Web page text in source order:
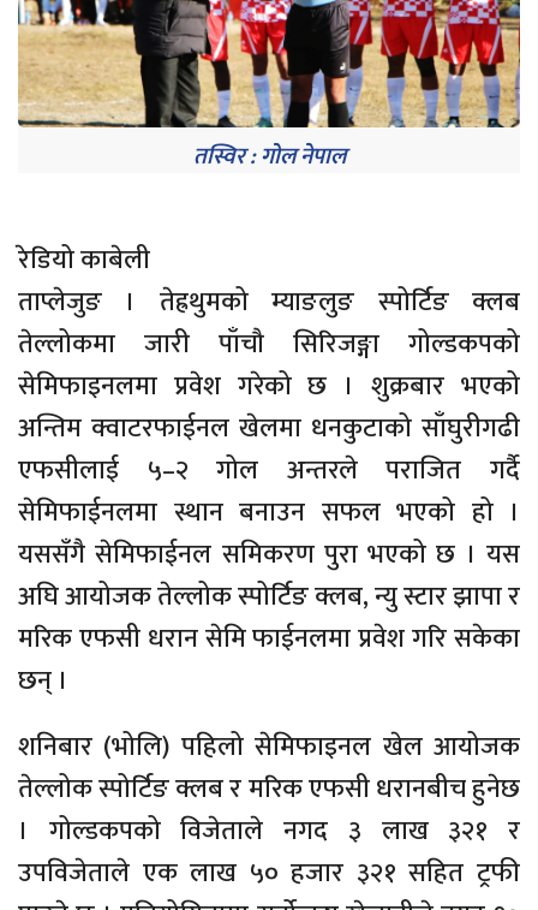
तस्विर : गोल नेपाल
रेडियो काबेली
ताप्लेजुङ । तेह्रथुमको म्याङलुङ स्पोर्टिङ क्लब
तेल्लोकमा जारी पाँचौ सिरिजङ्गा गोल्डकपको
सेमिफाइनलमा प्रवेश गरेको छ । शुक्रबार भएको
अन्तिम क्वाटरफाईनल खेलमा धनकुटाको साँघुरीगढी
एफसीलाई ५–२ गोल अन्तरले पराजित गर्दै
सेमिफाईनलमा स्थान बनाउन सफल भएको हो ।
यससँगै सेमिफाईनल समिकरण पुरा भएको छ । यस
अघि आयोजक तेल्लोक स्पोर्टिङ क्लब, न्यु स्टार झापा र
मरिक एफसी धरान सेमि फाईनलमा प्रवेश गरि सकेका
छन् ।
शनिबार (भोलि) पहिलो सेमिफाइनल खेल आयोजक
तेल्लोक स्पोर्टिङ क्लब र मरिक एफसी धरानबीच हुनेछ
। गोल्डकपको विजेताले नगद ३ लाख ३२१ र
उपविजेताले एक लाख ५० हजार ३२१ सहित ट्रफी